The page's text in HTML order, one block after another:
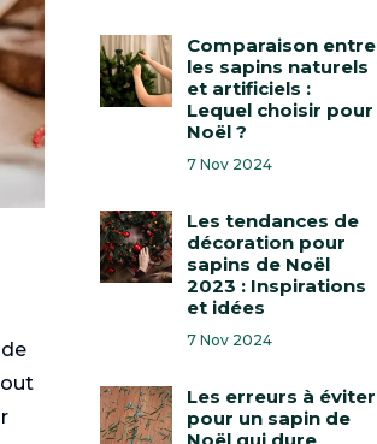
Comparaison entre
les sapins naturels
et artificiels :
Lequel choisir pour
Noël ?
7 Nov 2024
Les tendances de
décoration pour
sapins de Noël
2023 : Inspirations
et idées
7 Nov 2024
Les erreurs à éviter
pour un sapin de